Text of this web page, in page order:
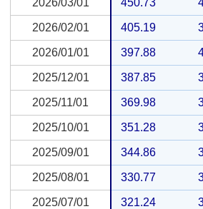
2026/03/01 450.73
2026/02/01 405.19
2026/01/01 397.88
2025/12/01 387.85
2025/11/01 369.98
2025/10/01 351.28
2025/09/01 344.86
2025/08/01 330.77
2025/07/01 321.24
2026/03/01
2026/02/01
2026/01/01
2025/12/01
2025/11/01
2025/10/01
2025/09/01
2025/08/01
2025/07/01